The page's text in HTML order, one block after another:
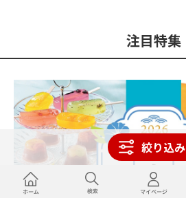
絞り込み
注目特集